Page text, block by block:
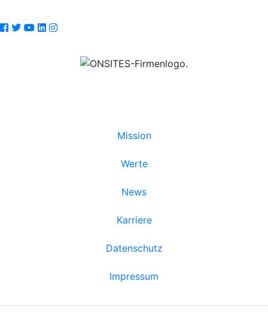
Mission
Werte
News
Karriere
Datenschutz
Impressum